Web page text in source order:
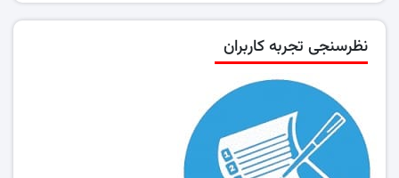
نظرسنجی تجربه کاربران